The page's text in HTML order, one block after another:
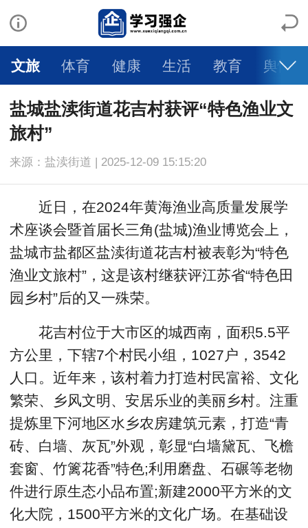
文旅 体育 健康 生活 教育 舆情
盐城盐渎街道花吉村获评“特色渔业文
旅村”
来源：盐渎街道 | 2025-12-09 15:15:20
近日，在2024年黄海渔业高质量发展学
术座谈会暨首届长三角(盐城)渔业博览会上，
盐城市盐都区盐渎街道花吉村被表彰为“特色
渔业文旅村”，这是该村继获评江苏省“特色田
园乡村”后的又一殊荣。
花吉村位于大市区的城西南，面积5.5平
方公里，下辖7个村民小组，1027户，3542
人口。近年来，该村着力打造村民富裕、文化
繁荣、乡风文明、安居乐业的美丽乡村。注重
提炼里下河地区水乡农房建筑元素，打造“青
砖、白墙、灰瓦”外观，彰显“白墙黛瓦、飞檐
套窗、竹篱花香”特色;利用磨盘、石碾等老物
件进行原生态小品布置;新建2000平方米的文
化大院，1500平方米的文化广场。在基础设